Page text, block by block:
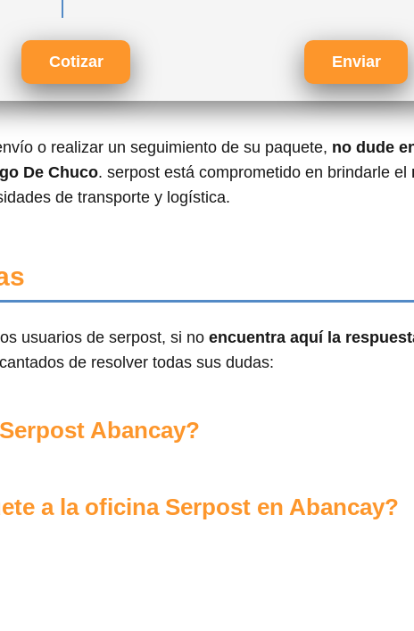
Cotizar Enviar
o realizar un seguimiento de su paquete, no dude
De Chuco. serpost está comprometido en brindarle el
de transporte y logística.
usuarios de serpost, si no encuentra aquí la
de resolver todas sus dudas:
Abancay?
a la oficina Serpost en Abancay?